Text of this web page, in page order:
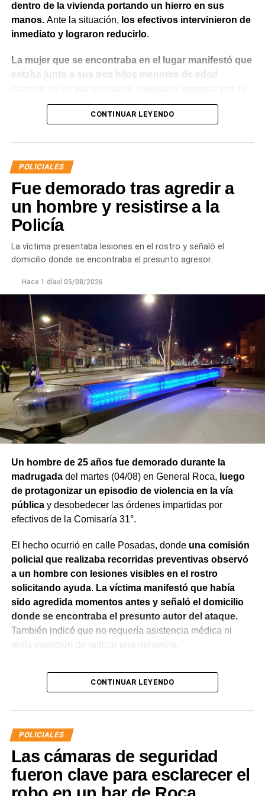
dentro de la vivienda portando un hierro en sus
manos. Ante la situación, los efectivos intervinieron de
inmediato y lograron reducirlo.
La mujer que se encontraba en el lugar manifestó que
estaba junto a sus tres hijos menores de edad
fuerza utilizando el hierro para abrir la puerta.Además,
indicó que meses atrás había radicado una denuncia
de acercamiento vigente, aunque en ese momento no
contaba con la documentación que acreditara la medida
judicial.
Luego de controlar la situación, el personal policial dio
intervención al Gabinete de Criminalística para realizar
las diligencias correspondientes en la vivienda. También
se informó lo ocurrido a la autoridad judicial interviniente,
que dispuso las medidas a seguir.
Finalmente, el hombre quedó detenido en el marco de
una causa por los presuntos delitos de daños y
desobediencia judicial
, mientras avanzan las
actuaciones y la verificación de la medida de restricción
de acercamiento señalada por la víctima.
CONTINUAR LEYENDO
POLICIALES
Fue demorado tras agredir a
un hombre y resistirse a la
Policía
La víctima presentaba lesiones en el rostro y señaló el
domicilio donde se encontraba el presunto agresor.
Hace 1 díael 05/08/2026
Un hombre de 25 años fue demorado durante la
madrugadadel martes (04/08) en General Roca, luego
de protagonizar un episodio de violencia en la vía
públicay desobedecer las órdenes impartidas por
efectivos de la Comisaría 31°.
El hecho ocurrió en calle Posadas, donde una comisión
policial que realizaba recorridas preventivas observó
a un hombre con lesiones visibles en el rostro
solicitando ayuda. La víctima manifestó que había
sido agredida momentos antes y señaló el domicilio
donde se encontraba el presunto autor del ataque.
También indicó que no requería asistencia médica ni
tenía intención de radicar una denuncia.
Al llegar al lugar,los uniformados encontraron a un
hombre que salió de la vivienda en estado de
agresión.Al advertir la presencia de la víctima,intentó
acercarse nuevamente con la aparente intención de
atacarla, por lo que fue interceptado por el personal
policial.
Pese a las órdenes impartidas por los efectivos,el
CONTINUAR LEYENDO
POLICIALES
Las cámaras de seguridad
fueron clave para esclarecer el